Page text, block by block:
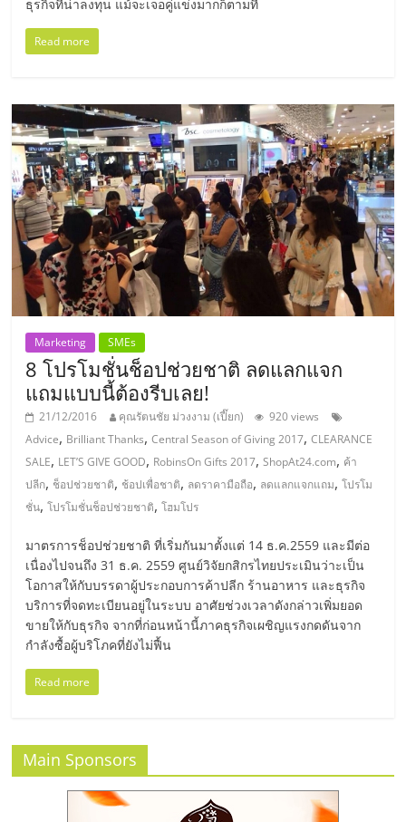
รน
ไชส์,
ที่
ปรึกษา
แฟ
รน
ไชส์,
รวม
แฟ
รน
ไชส์
ขาย
แฟ
รน
ไชส์
แฟ
ธุรกิจที่น่าลงทุน แม้จะเจอคู่แข่งมากก็ตามที
Read more
Marketing SMEs
8 โปรโมชั่นช็อปช่วยชาติ ลดแลกแจก
แถมแบบนี้ต้องรีบเลย!
21/12/2016 คุณรัตนชัย ม่วงงาม (เปี๊ยก)
920 views
Advice, Brilliant Thanks,Central Season of Giving 2017,CLEARANCE
SALE, LET’S GIVE GOOD, RobinsOn Gifts 2017,ShopAt24.com, ค้า
ปลีก, ช็อปช่วยชาติ, ช้อปเพื่อชาติ, ลดราคามือถือ, ลดแลกแจกแถม,โปรโม
ชั่น,โปรโมชั่นช็อปช่วยชาติ,โฮมโปร
มาตรการช็อปช่วยชาติ ที่เริ่มกันมาตั้งแต่ 14 ธ.ค.2559 และมีต่อ
เนื่องไปจนถึง 31 ธ.ค. 2559 ศูนย์วิจัยกสิกรไทยประเมินว่าะเป็น
โอกาสให้กับบรรดาผู้ประกอบการค้าปลีก ร้านอาหาร และธุรกิจ
บริการที่จดทะเบียนอยู่ในระบบ อาศัยช่วงเวลาดังกล่าวเพิ่มยอด
ขายให้กับธุรกิจ จากที่ก่อนหน้านี้ภาคธุรกิจเผชิญแรงกดดันจาก
กำลังซื้อผู้บริโภคที่ยังไม่ฟื้น
Read more
Main Sponsors